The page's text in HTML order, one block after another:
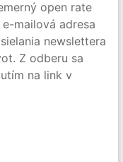
open rate
mailová adresa
newslettera
Z odberu sa
na link v